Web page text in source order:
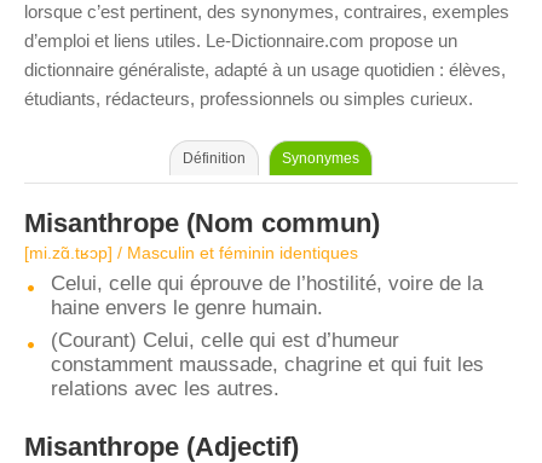
lorsque c’est pertinent, des synonymes, contraires, exemples
d’emploi et liens utiles. Le-Dictionnaire.com propose un
dictionnaire généraliste, adapté à un usage quotidien : élèves,
étudiants, rédacteurs, professionnels ou simples curieux.
Définition Synonymes
Misanthrope (Nom commun)
[mi.zɑ̃.tʁɔp] / Masculin et féminin identiques
Celui, celle qui éprouve de l’hostilité, voire de la
haine envers le genre humain.
(Courant) Celui, celle qui est d’humeur
constamment maussade, chagrine et qui fuit les
relations avec les autres.
Misanthrope (Adjectif)